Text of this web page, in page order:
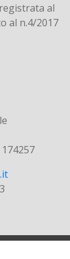
al
al n.4/2017